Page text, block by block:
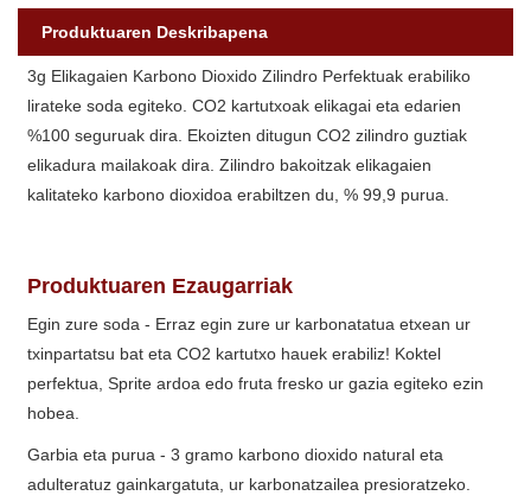
Produktuaren Deskribapena
3g Elikagaien Karbono Dioxido Zilindro Perfektuak erabiliko
lirateke soda egiteko. CO2 kartutxoak elikagai eta edarien
%100 seguruak dira. Ekoizten ditugun CO2 zilindro guztiak
elikadura mailakoak dira. Zilindro bakoitzak elikagaien
kalitateko karbono dioxidoa erabiltzen du, % 99,9 purua.
Produktuaren Ezaugarriak
Egin zure soda - Erraz egin zure ur karbonatatua etxean ur
txinpartatsu bat eta CO2 kartutxo hauek erabiliz! Koktel
perfektua, Sprite ardoa edo fruta fresko ur gazia egiteko ezin
hobea.
Garbia eta purua - 3 gramo karbono dioxido natural eta
adulteratuz gainkargatuta, ur karbonatzailea presioratzeko.